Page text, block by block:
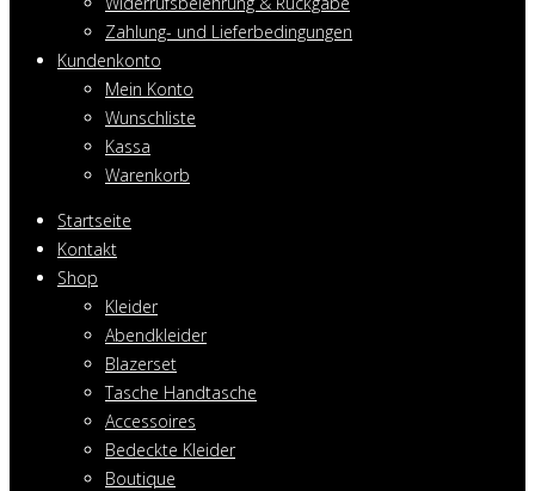
Zahlung- und Lieferbedingungen
Kundenkonto
Mein Konto
Wunschliste
Kassa
Warenkorb
Startseite
Kontakt
Shop
Kleider
Abendkleider
Blazerset
Tasche Handtasche
Accessoires
Bedeckte Kleider
Boutique